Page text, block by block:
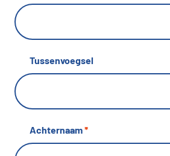
Tussenvoegsel
Achternaam*